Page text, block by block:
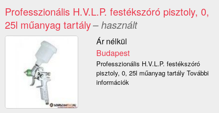
Professzionális H.V.L.P. festékszóró pisztoly, 0,
25l műanyag tartály– használt
Ár nélkül
Budapest
Professzionális H.V.L.P. festékszóró
pisztoly, 0, 25l műanyag tartály További
információk